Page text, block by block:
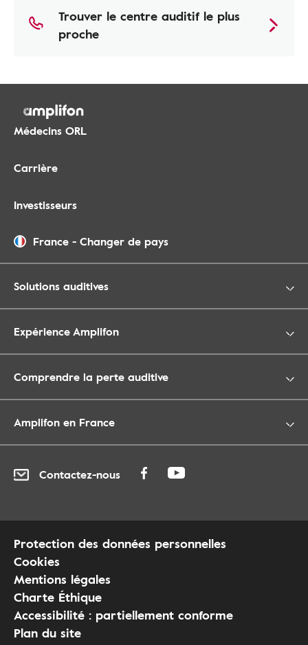
Trouver le centre auditif le plus
proche
Médecins ORL
Carrière
Investisseurs
France - Changer de pays
Solutions auditives
Expérience Amplifon
Comprendre la perte auditive
Amplifon en France
Contactez-nous
Protection des données personnelles
Cookies
Mentions légales
Charte Éthique
Accessibilité : partiellement conforme
Plan du site